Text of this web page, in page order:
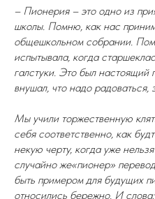
– Пионерия – это одно из
школы. Помню, как нас
общешкольном собрании.
испытывала, когда
галстуки. Это был
внушал, что надо радоваться,
Мы учили торжественную
себя соответственно, как
некую черту, когда уже
случайно же«пионер»
быть примером для будущих
относились бережно. И